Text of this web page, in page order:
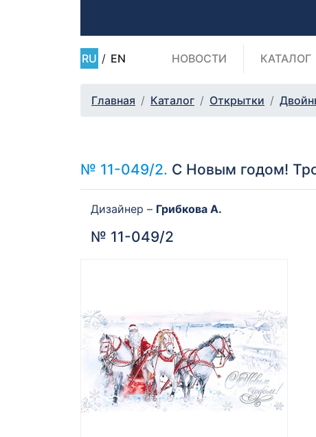
RU / EN НОВОСТИ КАТАЛОГ
Главная Каталог Открытки
№ 11-049/2. С Новым годом!
Дизайнер – Грибкова А.
№ 11-049/2